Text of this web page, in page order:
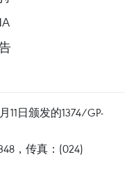
日颁发的1374/GP-
，传真：(024)